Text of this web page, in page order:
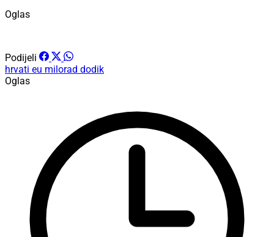
Oglas
Podijeli
hrvati eu milorad dodik
Oglas